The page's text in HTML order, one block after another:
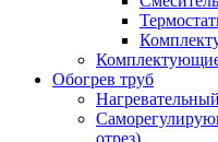
Обогрев труб
отрез)